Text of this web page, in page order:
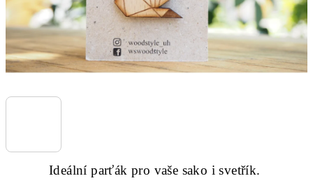
Ideální parťák pro vaše sako i svetřík.